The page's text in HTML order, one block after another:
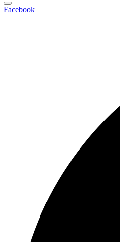
Facebook